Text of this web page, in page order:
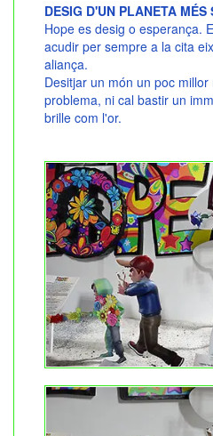
DESIG D'UN PLANETA MÉS
Hope es desig o esperança.
acudir per sempre a la cita
aliança.
Desitjar un món un poc
problema, ni cal bastir un
brille com l'or.